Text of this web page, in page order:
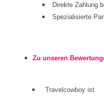
Direkte Zahlung
Spezialisierte
Zu unseren
Travelcowboy ist